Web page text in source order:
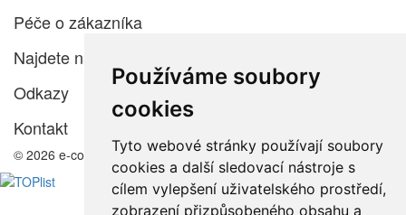
Používáme soubory
cookies
Tyto webové stránky používají soubory
cookies a další sledovací nástroje s
cílem vylepšení uživatelského prostředí,
zobrazení přizpůsobeného obsahu a
Péče o zákazníka
Najdete nás
Odkazy
Kontakt
© 2026 e-color.cz